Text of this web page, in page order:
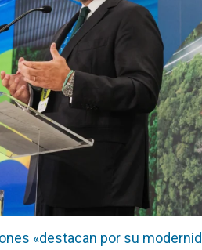
«destacan por su